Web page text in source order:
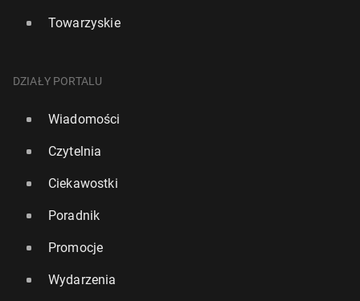
Towarzyskie
DZIAŁY PORTALU
Wiadomości
Czytelnia
Ciekawostki
Poradnik
Promocje
Wydarzenia